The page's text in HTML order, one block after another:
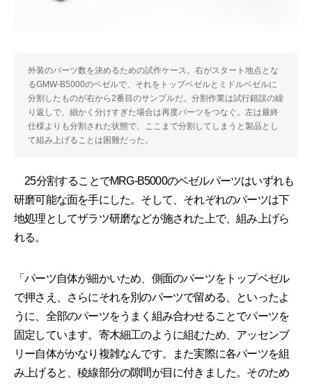
外装のパーツ数を決めるための試作ケース。右がスタート地点とな
るGMW-B5000のベゼルで、それをトップベゼルとミドルベゼルに
分割したものが右から2番目のサンプルだ。分割作業は試行錯誤の繰
り返しで、細かく分けすぎた場合は再度パーツをつなぐ。左は最終
仕様よりも分割された状態で、ここまで分割してしまうと製品とし
て組み上げることは困難だった。
25分割することでMRG-B5000のベゼルパーツはいずれも
研磨可能な面を手にした。そして、それぞれのパーツは下
地処理としてザラツ研磨などが施された上で、組み上げら
れる。
「パーツ自体が細かいため、側面のパーツをトップベゼル
で押さえ、さらにそれを別のパーツで留める、といったよ
うに、全部のパーツをうまく組み合わせることでパーツを
固定しています。寄木細工のように組むため、アッセンブ
リー自体がかなり複雑なんです。また実際に各パーツを組
み上げると、稜線部分の隙間が目に付きました。そのため